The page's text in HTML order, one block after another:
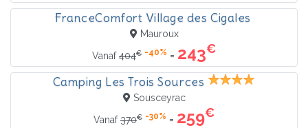
FranceComfort Village des Cigales
Mauroux
Vanaf404€ -40% = 243€
Camping Les Trois Sources
Sousceyrac
Vanaf370€ -30% = 259€